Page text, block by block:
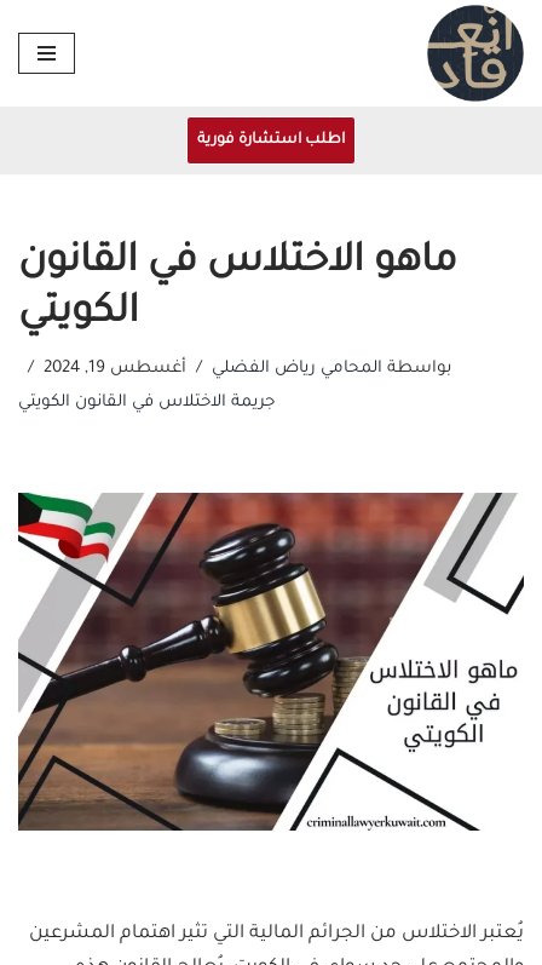
تخطى
إلى
اطلب استشارة فورية
ماهو الاختلاس في القانون
الكويتي
بواسطة المحامي رياض الفضلي
أغسطس 19, 2024
جريمة الاختلاس في القانون الكويتي
يُعتبر الاختلاس من الجرائم المالية التي تثير اهتمام المشرعين